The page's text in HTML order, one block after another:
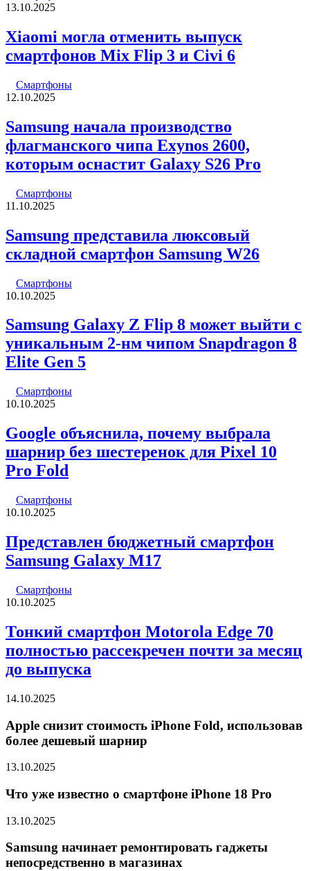
13.10.2025
Xiaomi могла отменить выпуск
смартфонов Mix Flip 3 и Civi 6
Смартфоны
12.10.2025
Samsung начала производство
флагманского чипа Exynos 2600,
которым оснастит Galaxy S26 Pro
Смартфоны
11.10.2025
Samsung представила люксовый
складной смартфон Samsung W26
Смартфоны
10.10.2025
Samsung Galaxy Z Flip 8 может выйти с
уникальным 2-нм чипом Snapdragon 8
Elite Gen 5
Смартфоны
10.10.2025
Google объяснила, почему выбрала
шарнир без шестеренок для Pixel 10
Pro Fold
Смартфоны
10.10.2025
Представлен бюджетный смартфон
Samsung Galaxy M17
Смартфоны
10.10.2025
Тонкий смартфон Motorola Edge 70
полностью рассекречен почти за месяц
до выпуска
14.10.2025
Apple снизит стоимость iPhone Fold, использовав
более дешевый шарнир
13.10.2025
Что уже известно о смартфоне iPhone 18 Pro
13.10.2025
Samsung начинает ремонтировать гаджеты
непосредственно в магазинах